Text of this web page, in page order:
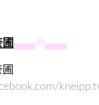
▄▄▄用▄▄▄